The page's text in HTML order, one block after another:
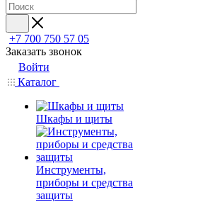
+7 700 750 57 05
Заказать звонок
Войти
Каталог
Шкафы и щиты
Инструменты,
приборы и средства
защиты